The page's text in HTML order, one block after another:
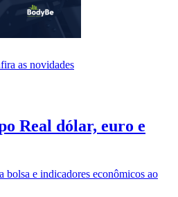
as novidades
Real dólar, euro e
bolsa e indicadores econômicos ao